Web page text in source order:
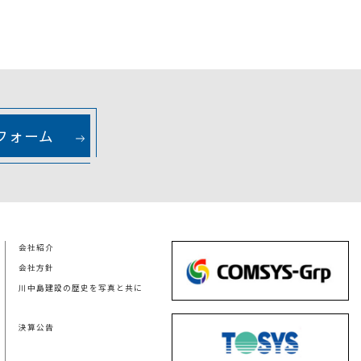
ォーム
会社紹介
会社方針
川中島建設の歴史を写真と共に
決算公告